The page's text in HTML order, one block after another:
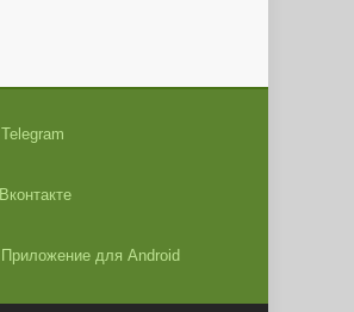
Telegram
Вконтакте
Приложение для Android